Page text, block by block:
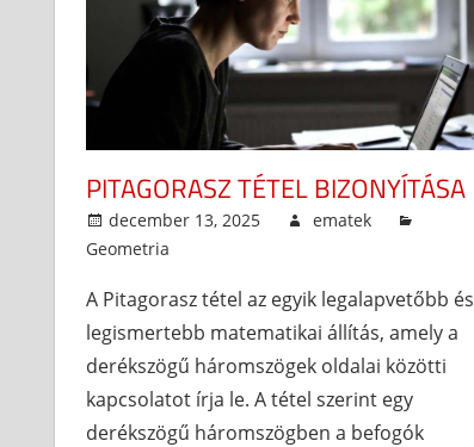
PITAGORASZ TÉTEL BIZONYÍTÁSA
december 13, 2025
ematek
Geometria
A Pitagorasz tétel az egyik legalapvetőbb és
legismertebb matematikai állítás, amely a
derékszögű háromszögek oldalai közötti
kapcsolatot írja le. A tétel szerint egy
derékszögű háromszögben a befogók